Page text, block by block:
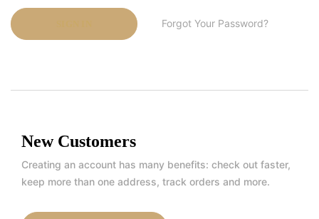
Forgot Your Password?
New Customers
Creating an account has many benefits: check out faster,
keep more than one address, track orders and more.